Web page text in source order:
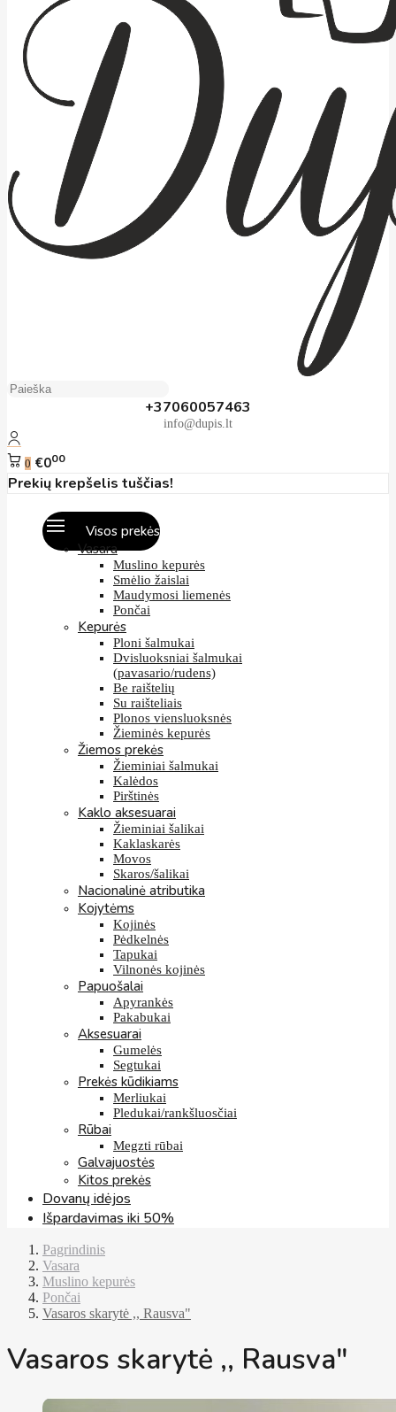
+37060057463
info@dupis.lt
0 €000
Prekių krepšelis tuščias!
Visos prekės
Vasara
Muslino kepurės
Smėlio žaislai
Maudymosi liemenės
Pončai
Kepurės
Ploni šalmukai
Dvisluoksniai šalmukai
(pavasario/rudens)
Be raištelių
Su raišteliais
Plonos viensluoksnės
Žieminės kepurės
Žiemos prekės
Žieminiai šalmukai
Kalėdos
Pirštinės
Kaklo aksesuarai
Žieminiai šalikai
Kaklaskarės
Movos
Skaros/šalikai
Nacionalinė atributika
Kojytėms
Kojinės
Pėdkelnės
Tapukai
Vilnonės kojinės
Papuošalai
Apyrankės
Pakabukai
Aksesuarai
Gumelės
Segtukai
Prekės kūdikiams
Merliukai
Pledukai/rankšluosčiai
Rūbai
Megzti rūbai
Galvajuostės
Kitos prekės
Dovanų idėjos
Išpardavimas iki 50%
Pagrindinis
Vasara
Muslino kepurės
Pončai
Vasaros skarytė ,, Rausva"
Vasaros skarytė ,, Rausva"